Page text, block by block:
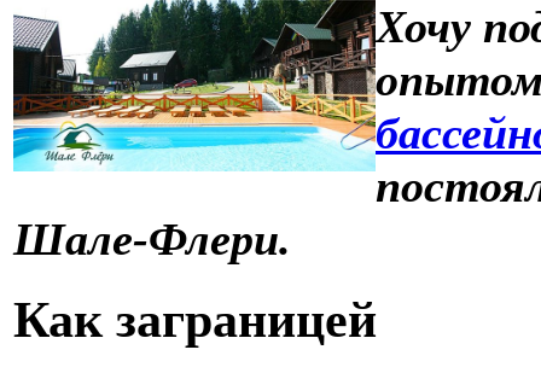
Хочу
Шале-Флери.
Как заграницей